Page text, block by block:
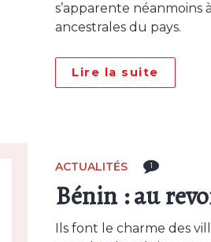
s’apparente
ancestrales du pays.
Lire la suite
ACTUALITÉS 1
Bénin : au
Ils font le charme des